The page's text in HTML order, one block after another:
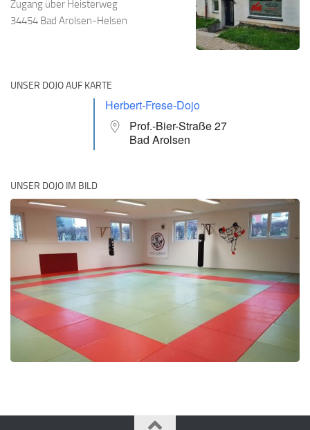
Zugang über Heisterweg
34454 Bad Arolsen-Helsen
UNSER DOJO AUF KARTE
Herbert-Frese-Dojo
Prof.-Bier-Straße 27
Bad Arolsen
UNSER DOJO IM BILD